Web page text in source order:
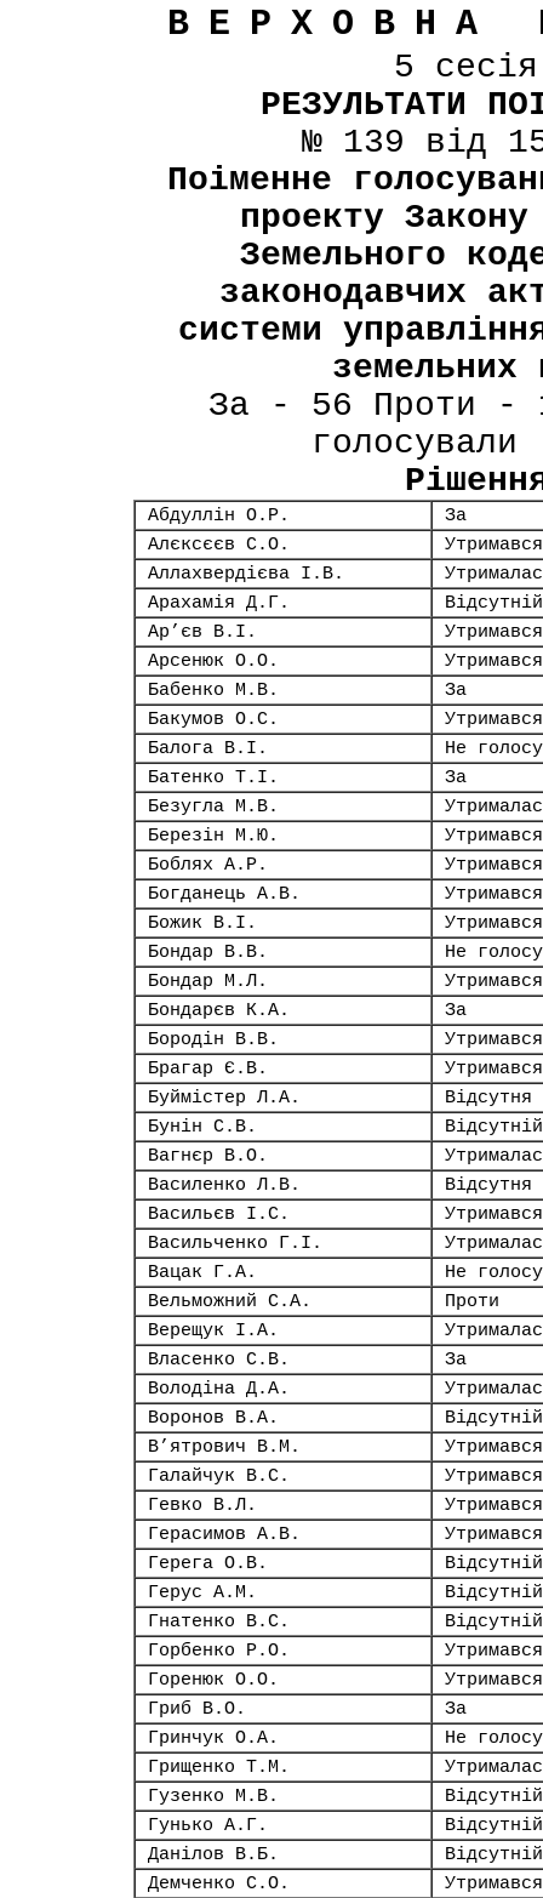
ВЕРХОВНА
5
РЕЗУЛЬТАТИ
№ 139 від
Поіменне
проекту
Земельного
законодавчих
системи
За - 56 Проти -
Абдуллін О.Р.
За
Алєксєєв С.О.
Утримався
Аллахвердієва І.В.
Арахамія Д.Г.
Відсутній
Ар’єв В.І.
Утримався
Арсенюк О.О.
Утримався
Бабенко М.В.
За
Бакумов О.С.
Утримався
Балога В.І.
Не
Батенко Т.І.
За
Безугла М.В.
Березін М.Ю.
Утримався
Боблях А.Р.
Утримався
Богданець А.В.
Утримався
Божик В.І.
Утримався
Бондар В.В.
Не
Бондар М.Л.
Утримався
Бондарєв К.А.
За
Бородін В.В.
Утримався
Брагар Є.В.
Утримався
Буймістер Л.А.
Відсутня
Бунін С.В.
Відсутній
Вагнєр В.О.
Василенко Л.В.
Відсутня
Васильєв І.С.
Утримався
Васильченко Г.І.
Вацак Г.А.
Не
Вельможний С.А.
Проти
Верещук І.А.
Власенко С.В.
За
Володіна Д.А.
Воронов В.А.
Відсутній
В’ятрович В.М.
Утримався
Галайчук В.С.
Утримався
Гевко В.Л.
Утримався
Герасимов А.В.
Утримався
Герега О.В.
Відсутній
Герус А.М.
Відсутній
Гнатенко В.С.
Відсутній
Горбенко Р.О.
Утримався
Горенюк О.О.
Утримався
Гриб В.О.
За
Гринчук О.А.
Не
Грищенко Т.М.
Гузенко М.В.
Відсутній
Гунько А.Г.
Відсутній
Данілов В.Б.
Відсутній
Демченко С.О.
Утримався